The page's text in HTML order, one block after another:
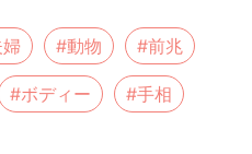
#動物 #前兆
#ボディー #手相